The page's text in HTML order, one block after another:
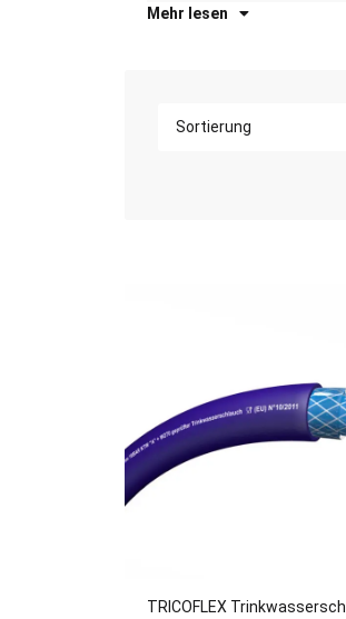
Mehr lesen
Sortierung
TRICOFLEX